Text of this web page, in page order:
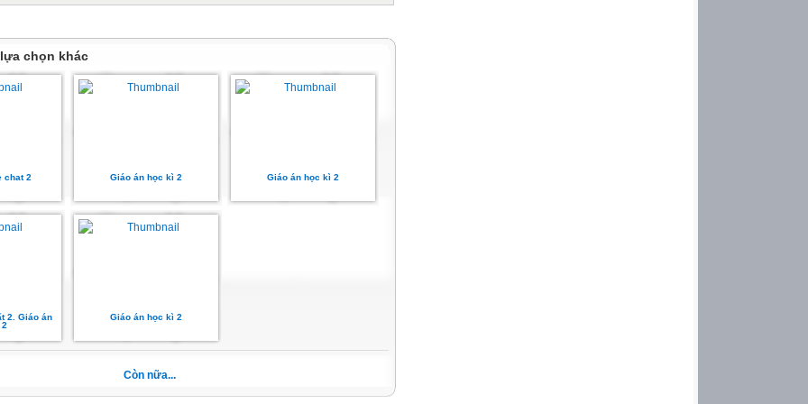
và yêu cầu
chọn khác
chat 2 Giáo án học kì 2 Giáo án học kì 2
2. Giáo án
Giáo án học kì 2
Còn nữa...